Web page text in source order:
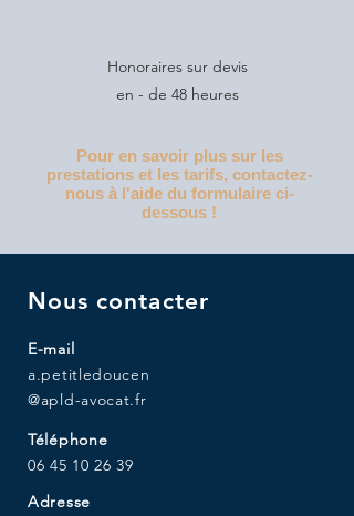
Honoraires sur devis
en - de 48 heures
Pour en savoir plus sur les
prestations et les tarifs, contactez-
nous à l'aide du formulaire ci-
dessous !
Nous contacter
E-mail
a.petitledoucen
@apld-avocat.fr
Téléphone
06 45 10 26 39
Adresse